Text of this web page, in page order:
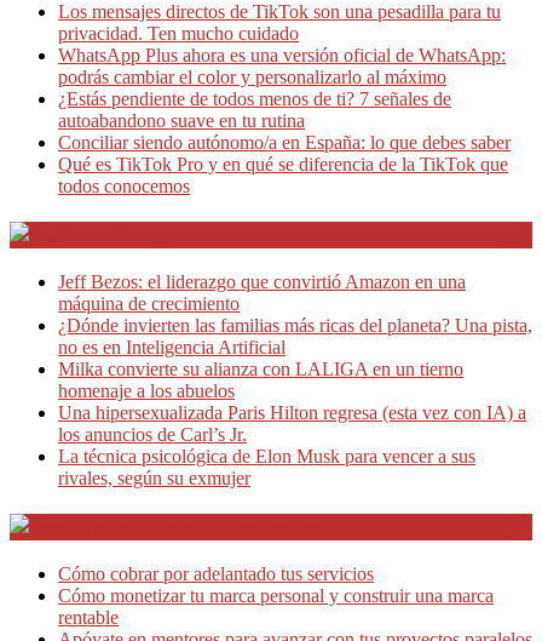
Los mensajes directos de TikTok son una pesadilla para tu
privacidad. Ten mucho cuidado
WhatsApp Plus ahora es una versión oficial de WhatsApp:
podrás cambiar el color y personalizarlo al máximo
¿Estás pendiente de todos menos de ti? 7 señales de
autoabandono suave en tu rutina
Conciliar siendo autónomo/a en España: lo que debes saber
Qué es TikTok Pro y en qué se diferencia de la TikTok que
todos conocemos
Jeff Bezos: el liderazgo que convirtió Amazon en una
máquina de crecimiento
¿Dónde invierten las familias más ricas del planeta? Una pista,
no es en Inteligencia Artificial
Milka convierte su alianza con LALIGA en un tierno
homenaje a los abuelos
Una hipersexualizada Paris Hilton regresa (esta vez con IA) a
los anuncios de Carl’s Jr.
La técnica psicológica de Elon Musk para vencer a sus
rivales, según su exmujer
Cómo cobrar por adelantado tus servicios
Cómo monetizar tu marca personal y construir una marca
rentable